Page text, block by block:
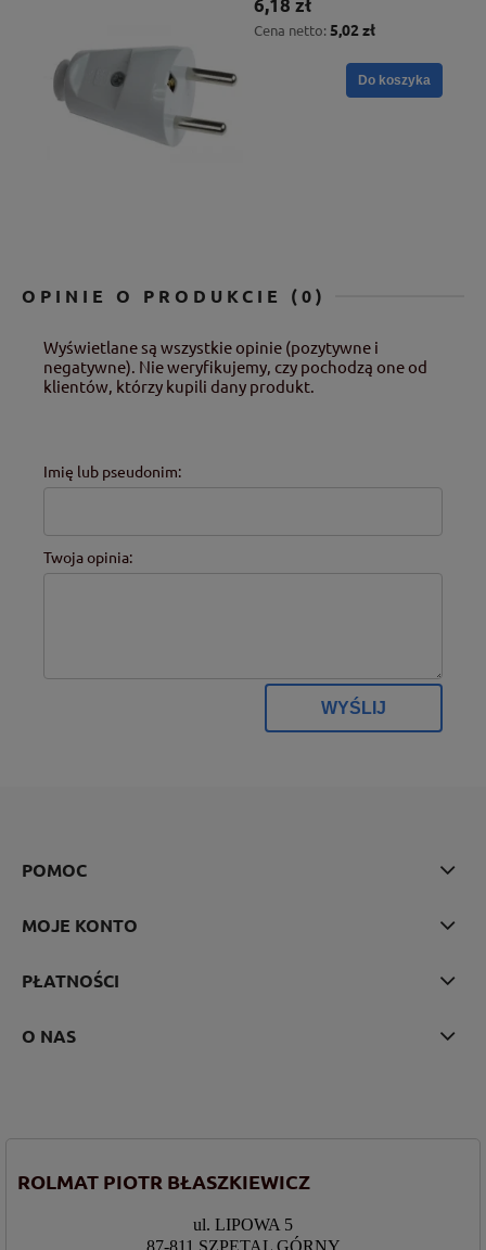
6,18 zł
Cena netto: 5,02 zł
Do koszyka
OPINIE O PRODUKCIE (0)
Wyświetlane są wszystkie opinie (pozytywne i
negatywne). Nie weryfikujemy, czy pochodzą one od
klientów, którzy kupili dany produkt.
Imię lub pseudonim:
Twoja opinia:
WYŚLIJ
POMOC
MOJE KONTO
PŁATNOŚCI
O NAS
ROLMAT PIOTR BŁASZKIEWICZ
ul. LIPOWA 5
87-811 SZPETAL GÓRNY